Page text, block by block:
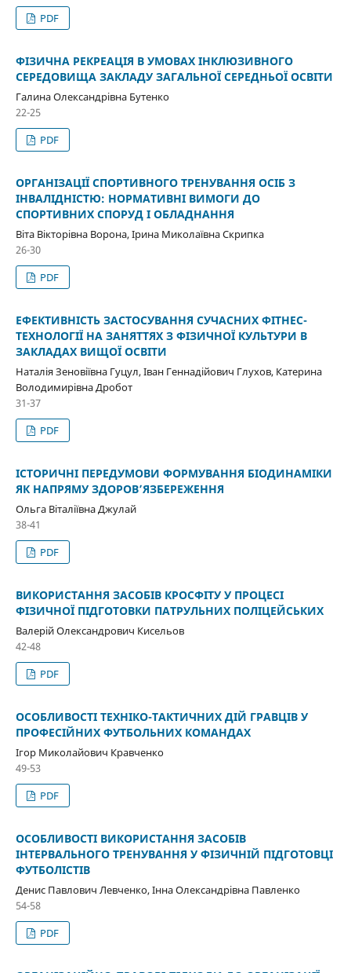
PDF
ФІЗИЧНА РЕКРЕАЦІЯ В УМОВАХ ІНКЛЮЗИВНОГО
СЕРЕДОВИЩА ЗАКЛАДУ ЗАГАЛЬНОЇ СЕРЕДНЬОЇ ОСВІТИ
Галина Олександрівна Бутенко
22-25
PDF
ОРГАНІЗАЦІЇ СПОРТИВНОГО ТРЕНУВАННЯ ОСІБ З
ІНВАЛІДНІСТЮ: НОРМАТИВНІ ВИМОГИ ДО
СПОРТИВНИХ СПОРУД І ОБЛАДНАННЯ
Віта Вікторівна Ворона, Ірина Миколаївна Скрипка
26-30
PDF
ЕФЕКТИВНІСТЬ ЗАСТОСУВАННЯ СУЧАСНИХ ФІТНЕС-
ТЕХНОЛОГІЇ НА ЗАНЯТТЯХ З ФІЗИЧНОЇ КУЛЬТУРИ В
ЗАКЛАДАХ ВИЩОЇ ОСВІТИ
Наталія Зеновіївна Гуцул, Іван Геннадійович Глухов, Катерина
Володимирівна Дробот
31-37
PDF
ІСТОРИЧНІ ПЕРЕДУМОВИ ФОРМУВАННЯ БІОДИНАМІКИ
ЯК НАПРЯМУ ЗДОРОВ’ЯЗБЕРЕЖЕННЯ
Ольга Віталіївна Джулай
38-41
PDF
ВИКОРИСТАННЯ ЗАСОБІВ КРОСФІТУ У ПРОЦЕСІ
ФІЗИЧНОЇ ПІДГОТОВКИ ПАТРУЛЬНИХ ПОЛІЦЕЙСЬКИХ
Валерій Олександрович Кисельов
42-48
PDF
ОСОБЛИВОСТІ ТЕХНІКО-ТАКТИЧНИХ ДІЙ ГРАВЦІВ У
ПРОФЕСІЙНИХ ФУТБОЛЬНИХ КОМАНДАХ
Ігор Миколайович Кравченко
49-53
PDF
ОСОБЛИВОСТІ ВИКОРИСТАННЯ ЗАСОБІВ
ІНТЕРВАЛЬНОГО ТРЕНУВАННЯ У ФІЗИЧНІЙ ПІДГОТОВЦІ
ФУТБОЛІСТІВ
Денис Павлович Левченко, Інна Олександрівна Павленко
54-58
PDF